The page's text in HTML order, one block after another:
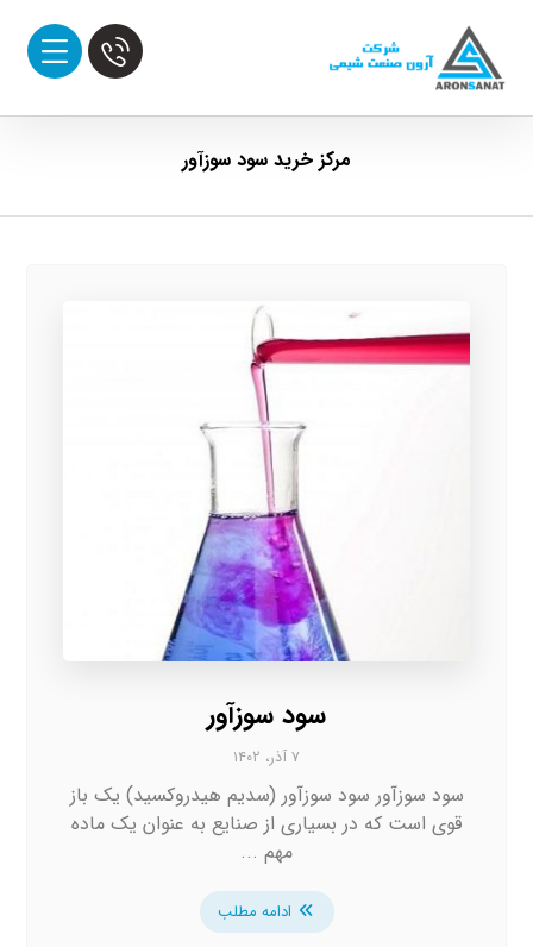
مرکز خرید سود سوزآور
سود سوزآور
۷ آذر، ۱۴۰۲
سود سوزآور سود سوزآور (سدیم هیدروکسید) یک باز
قوی است که در بسیاری از صنایع به عنوان یک ماده
مهم ...
ادامه مطلب